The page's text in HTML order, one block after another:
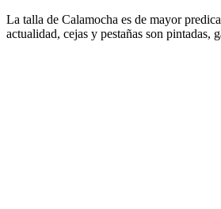
La talla de Calamocha es de mayor
actualidad, cejas y pestañas son pintadas,